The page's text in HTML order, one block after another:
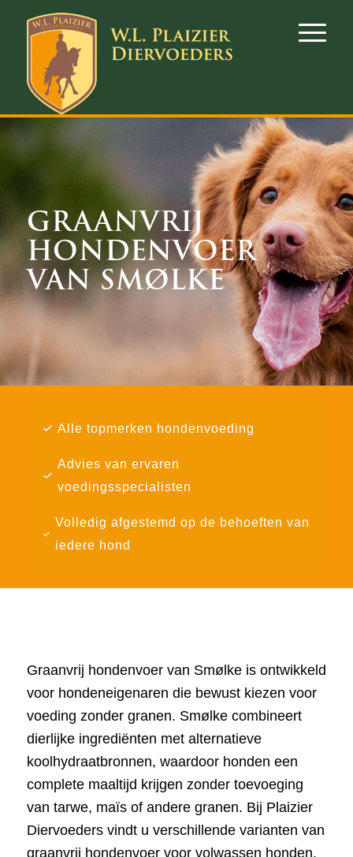
GRAANVRIJ
HONDENVOER
VAN SMØLKE
Alle topmerken hondenvoeding
Advies van ervaren
voedingsspecialisten
Volledig afgestemd op de behoeften van
iedere hond
Graanvrij hondenvoer van Smølke is ontwikkeld
voor hondeneigenaren die bewust kiezen voor
voeding zonder granen. Smølke combineert
dierlijke ingrediënten met alternatieve
koolhydraatbronnen, waardoor honden een
complete maaltijd krijgen zonder toevoeging
van tarwe, maïs of andere granen. Bij Plaizier
Diervoeders vindt u verschillende varianten van
graanvrij hondenvoer voor volwassen honden.